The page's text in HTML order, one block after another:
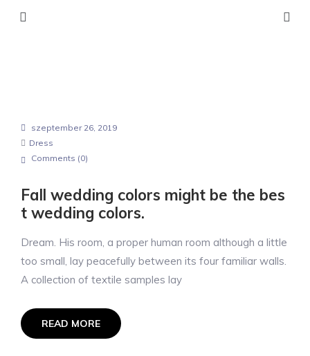
szeptember 26, 2019
Dress
Comments (0)
Fall wedding colors might be the bes
t wedding colors.
Dream. His room, a proper human room although a little
too small, lay peacefully between its four familiar walls.
A collection of textile samples lay
READ MORE